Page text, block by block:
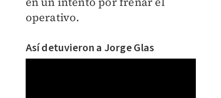
operativo.
Así detuvieron a Jorge Glas